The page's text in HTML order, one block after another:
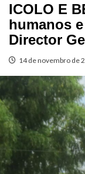
ICOLO E
humanos
Director
14 de novembro de